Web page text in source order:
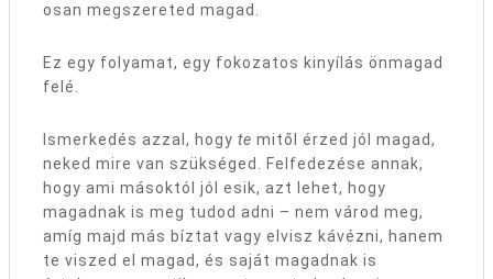
osan megszereted magad.
Ez egy folyamat, egy fokozatos kinyílás önmagad
felé.
Ismerkedés azzal, hogy te mitől érzed jól magad,
neked mire van szükséged. Felfedezése annak,
hogy ami másoktól jól esik, azt lehet, hogy
magadnak is meg tudod adni – nem várod meg,
amíg majd más bíztat vagy elvisz kávézni, hanem
te viszed el magad, és saját magadnak is